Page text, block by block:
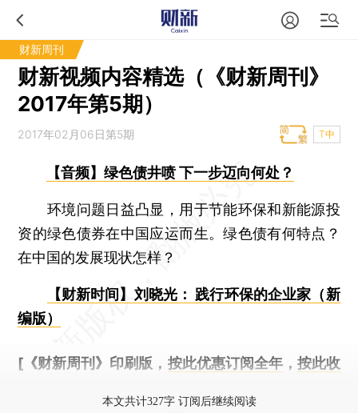
财新周刊
财新视频内容精选（《财新周刊》
2017年第5期）
2017年02月06日第5期 T中
【音频】绿色债井喷 下一步迈向何处？
环境问题日益凸显，用于节能环保和新能源投
资的绿色债券在中国应运而生。绿色债有何特点？
在中国的发展现状怎样？
【财新时间】刘晓光： 践行环保的企业家（新
编版）
[《财新周刊》印刷版， 按此优惠订阅全年， 按此收
本文共计327字 订阅后继续阅读